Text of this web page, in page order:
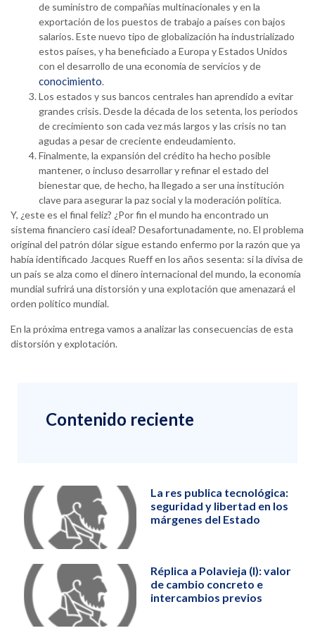
de suministro de compañías multinacionales y en la
exportación de los puestos de trabajo a países con bajos
salarios. Este nuevo tipo de globalización ha industrializado
estos países, y ha beneficiado a Europa y Estados Unidos
con el desarrollo de una economía de servicios y de
conocimiento.
Los estados y sus bancos centrales han aprendido a evitar
grandes crisis. Desde la década de los setenta, los periodos
de crecimiento son cada vez más largos y las crisis no tan
agudas a pesar de creciente endeudamiento.
Finalmente, la expansión del crédito ha hecho posible
mantener, o incluso desarrollar y refinar el estado del
bienestar que, de hecho, ha llegado a ser una institución
clave para asegurar la paz social y la moderación política.
Y, ¿este es el final feliz? ¿Por fin el mundo ha encontrado un
sistema financiero casi ideal? Desafortunadamente, no. El problema
original del patrón dólar sigue estando enfermo por la razón que ya
había identificado Jacques Rueff en los años sesenta: si la divisa de
un país se alza como el dinero internacional del mundo, la economía
mundial sufrirá una distorsión y una explotación que amenazará el
orden político mundial.
En la próxima entrega vamos a analizar las consecuencias de esta
distorsión y explotación.
Contenido reciente
La res publica tecnológica:
seguridad y libertad en los
márgenes del Estado
Réplica a Polavieja (I): valor
de cambio concreto e
intercambios previos